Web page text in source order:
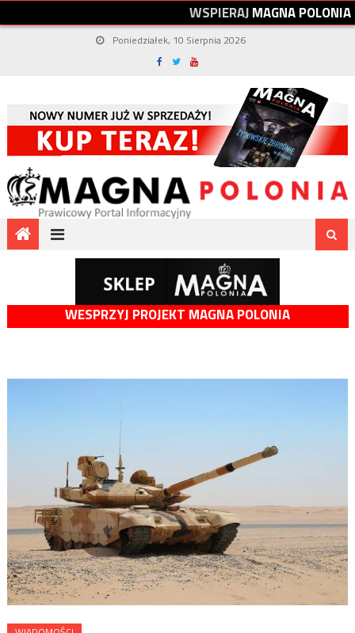
WSPIERAJMAGNAPOLONIA
Poniedziałek, 10 Sierpnia 2026
WESPRZYJ PROJEKT MAGNA POLONIA